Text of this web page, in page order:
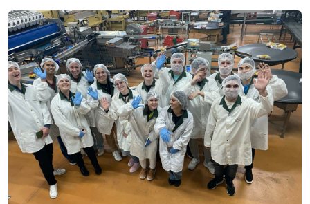
CPA
Biblioteca
Editora
Rádio
Museu